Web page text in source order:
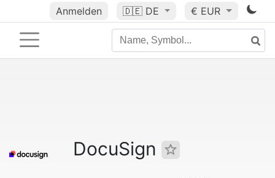
Anmelden 🇩🇪 DE € EUR
DocuSign